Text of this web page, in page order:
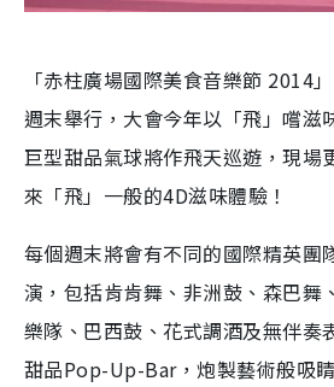
「赤柱廣場國際美食音樂節 2014
週末舉行，大會今年以「飛」嚐滋
巨型甜品氣球將作飛天巡遊，現場
來「飛」一般的4D滋味體驗！
每個週末將會有不同的國際精英團
演，包括肯肯舞、非洲鼓、森巴舞
樂隊、巴西鼓、花式調酒及無伴奏
甜品Pop-Up-Bar，炮製藝術般吸